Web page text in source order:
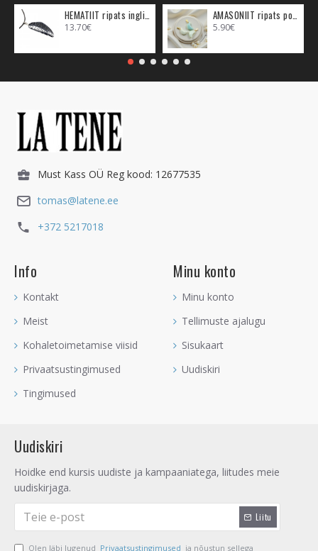
13.70€ 5.90€
Must Kass OÜ Reg kood: 12677535
tomas@latene.ee
+372 5217018
Info
Kontakt
Meist
Kohaletoimetamise viisid
Privaatsustingimused
Tingimused
Minu konto
Minu konto
Tellimuste ajalugu
Sisukaart
Uudiskiri
Uudiskiri
Hoidke end kursis uudiste ja kampaaniatega, liitudes meie
uudiskirjaga.
Liitu
Olen läbi lugenud Privaatsustingimused ja nõustun sellega